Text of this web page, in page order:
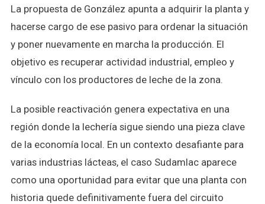
La propuesta de González apunta a adquirir la planta y
hacerse cargo de ese pasivo para ordenar la situación
y poner nuevamente en marcha la producción. El
objetivo es recuperar actividad industrial, empleo y
vínculo con los productores de leche de la zona.
La posible reactivación genera expectativa en una
región donde la lechería sigue siendo una pieza clave
de la economía local. En un contexto desafiante para
varias industrias lácteas, el caso Sudamlac aparece
como una oportunidad para evitar que una planta con
historia quede definitivamente fuera del circuito